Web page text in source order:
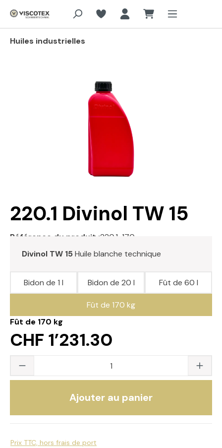
Aller au contenu principal
Huiles industrielles
220.1 Divinol TW 15
Référence du produit :220.1-170
Divinol TW 15Huile blanche technique
Fût de 170 kg
CHF 1’231.30
Bidon de 1 l Bidon de 20 l Fût de 60 l
Fût de 170 kg
Quantité du produit : saisissez la valeur
Ajouter au panier
Prix TTC, hors frais de port